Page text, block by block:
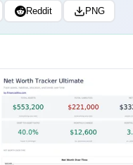
Reddit PNG